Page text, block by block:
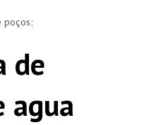
poços;
de
agua